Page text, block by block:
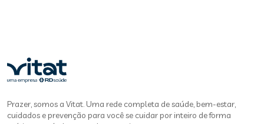
Prazer, somos a Vitat. Uma rede completa de saúde, bem-estar,
cuidados e prevenção para você se cuidar por inteiro de forma